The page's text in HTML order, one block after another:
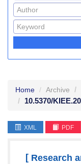
Home Archive
10.5370/
XML PDF
[ Research